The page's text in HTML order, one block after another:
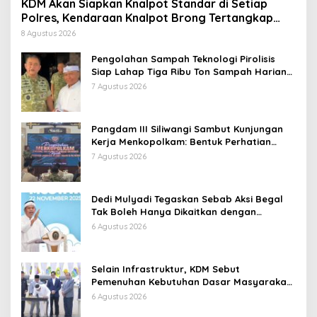
KDM Akan Siapkan Knalpot Standar di Setiap
Polres, Kendaraan Knalpot Brong Tertangkap
Langsung Ganti
8 Agustus 2026
Pengolahan Sampah Teknologi Pirolisis
Siap Lahap Tiga Ribu Ton Sampah Harian
Jawa Barat
7 Agustus 2026
Pangdam III Siliwangi Sambut Kunjungan
Kerja Menkopolkam: Bentuk Perhatian
Pemerintah
7 Agustus 2026
Dedi Mulyadi Tegaskan Sebab Aksi Begal
Tak Boleh Hanya Dikaitkan dengan
Ekonomi
6 Agustus 2026
Selain Infrastruktur, KDM Sebut
Pemenuhan Kebutuhan Dasar Masyarakat
Jadi Fokus APBD Jabar 2027
6 Agustus 2026